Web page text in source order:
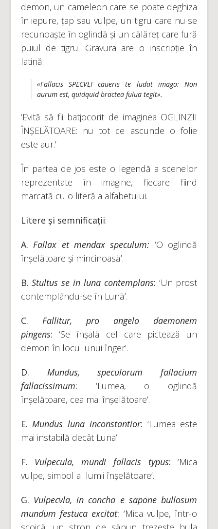
demon, un cameleon care se poate deghiza
în iepure, țap sau vulpe, un tigru care nu se
recunoaște în oglindă și un călăreț care fură
puiul de tigru. Gravura are o inscripție în
latină:
«Fallacis SPECVLI caueris te ludat imago: Non
aurum est, quidquid bractea fulua tegit».
‘Evită să fii batjocorit de imaginea OGLINZII
ÎNȘELĂTOARE: nu tot ce ascunde o folie
este aur.’
În partea de jos este o legendă a scenelor
reprezentate în imagine, fiecare fiind
marcată cu o literă a alfabetului.
Litere și semnificații:
A.Fallax et mendax speculum: ‘O oglindă
înșelătoare și mincinoasă’.
B.Stultus se in luna contemplans: ‘Un prost
contemplându-se în Lună’.
C. Fallitur, pro angelo daemonem
pingens: ‘Se înșală cel care pictează un
demon în locul unui înger’.
D.
Mundus, speculorum fallacium
fallacissimum: ‘Lumea, o oglindă
înșelătoare, cea mai înșelătoare’.
E. Mundus luna inconstantior: ‘Lumea este
mai instabilă decât Luna’.
F. Vulpecula, mundi fallacis typus:‘Mica
vulpe, simbol al lumii înșelătoare’.
G. Vulpecvla, in concha e sapone bullosum
mundum festuca excitat: ‘Mica vulpe, într-o